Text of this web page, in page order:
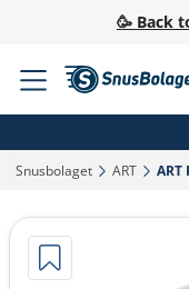
🥳 Back
Snusbolaget‎ ART‎